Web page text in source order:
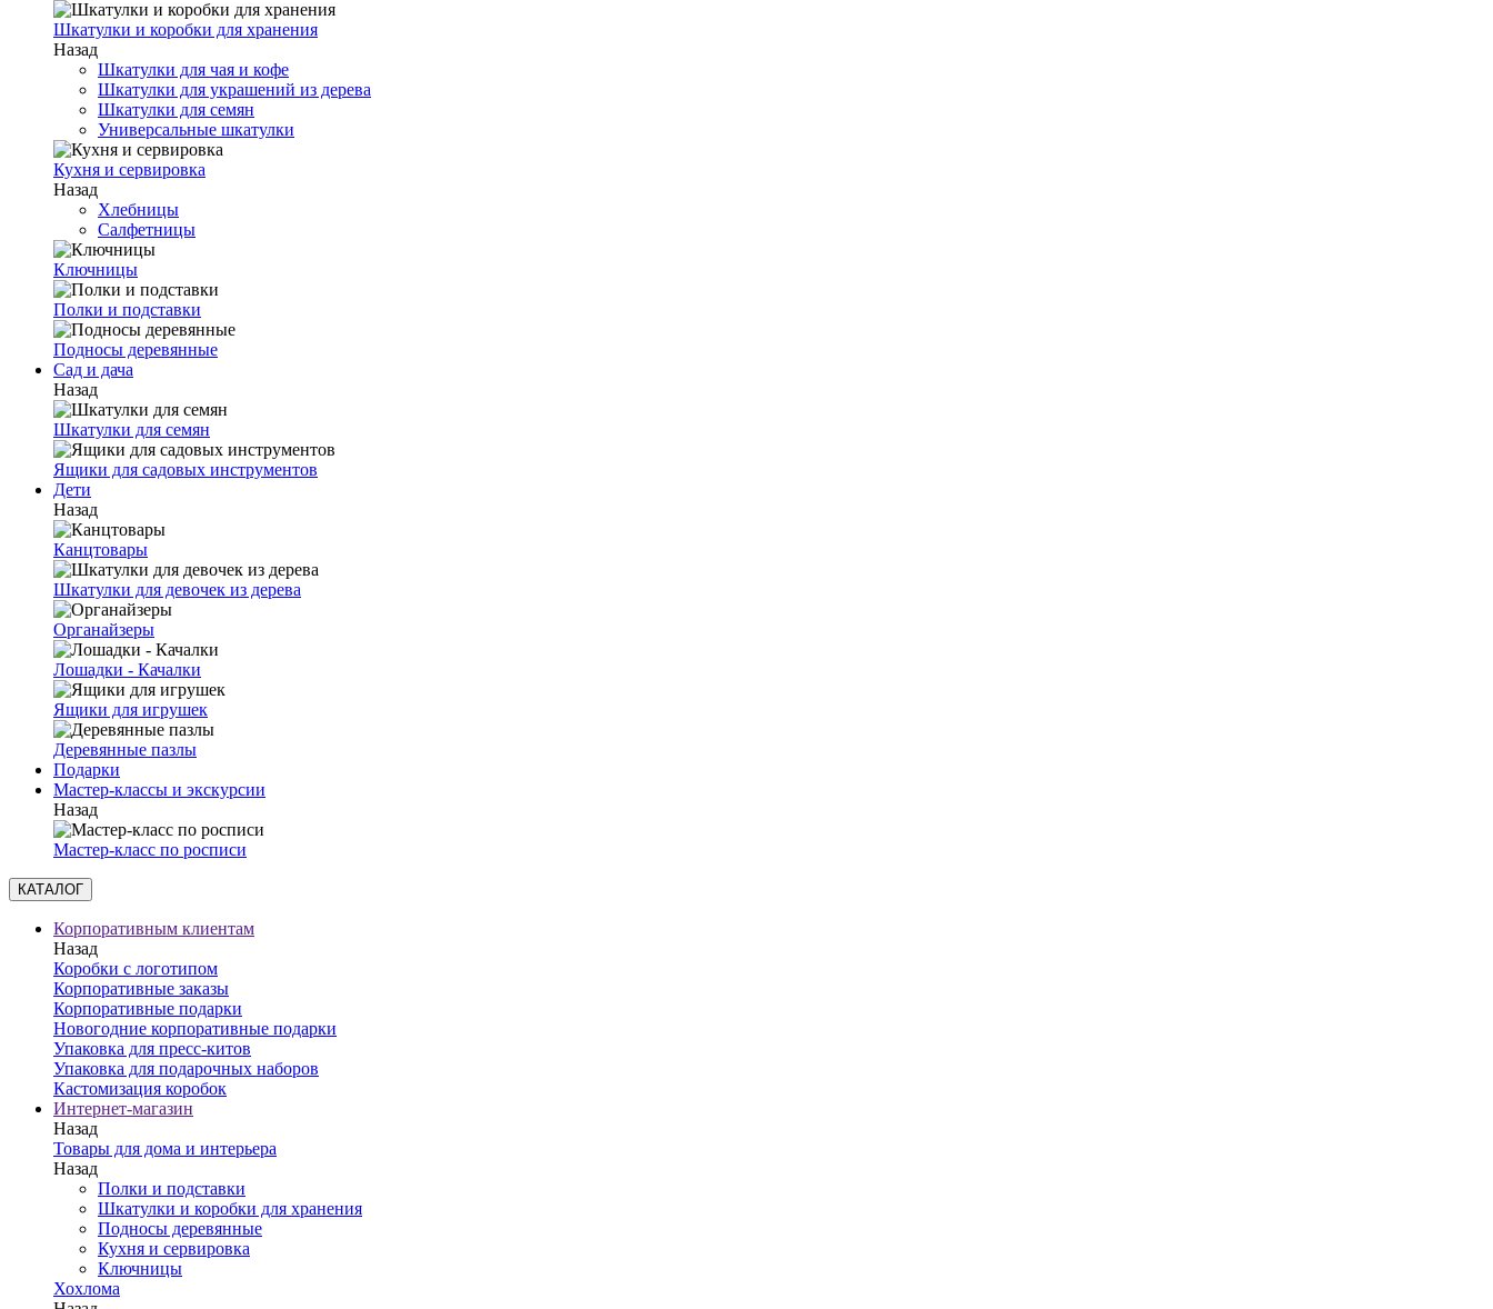
Шкатулки и коробки для хранения
Назад
Шкатулки для чая и кофе
Шкатулки для украшений из дерева
Шкатулки для семян
Универсальные шкатулки
Кухня и сервировка
Назад
Хлебницы
Салфетницы
Ключницы
Полки и подставки
Подносы деревянные
Сад и дача
Назад
Шкатулки для семян
Ящики для садовых инструментов
Дети
Назад
Канцтовары
Шкатулки для девочек из дерева
Органайзеры
Лошадки - Качалки
Ящики для игрушек
Деревянные пазлы
Подарки
Мастер-классы и экскурсии
Назад
Мастер-класс по росписи
КАТАЛОГ
Корпоративным клиентам
Назад
Коробки с логотипом
Корпоративные заказы
Корпоративные подарки
Новогодние корпоративные подарки
Упаковка для пресс-китов
Упаковка для подарочных наборов
Кастомизация коробок
Интернет-магазин
Назад
Товары для дома и интерьера
Назад
Полки и подставки
Шкатулки и коробки для хранения
Подносы деревянные
Кухня и сервировка
Ключницы
Хохлома